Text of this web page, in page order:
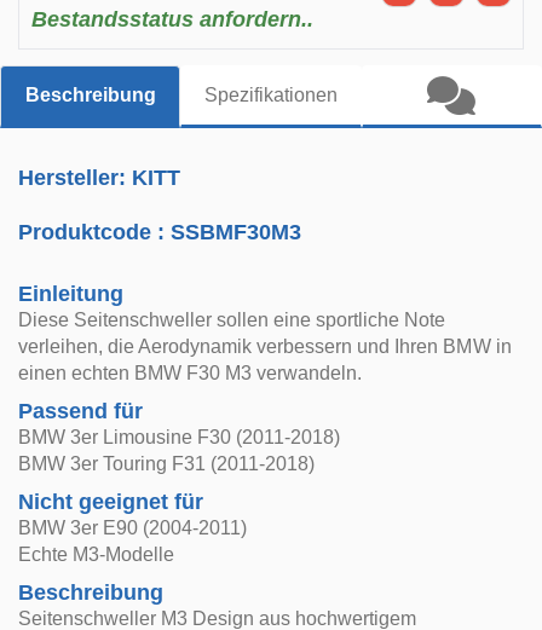
Bestandsstatus anfordern..
Beschreibung Spezifikationen
Hersteller: KITT
Produktcode :SSBMF30M3
Einleitung
Diese Seitenschweller sollen eine sportliche Note
verleihen, die Aerodynamik verbessern und Ihren BMW in
einen echten BMW F30 M3 verwandeln.
Passend für
BMW 3er Limousine F30 (2011-2018)
BMW 3er Touring F31 (2011-2018)
Nicht geeignet für
BMW 3er E90 (2004-2011)
Echte M3-Modelle
Beschreibung
Seitenschweller M3 Design aus hochwertigem